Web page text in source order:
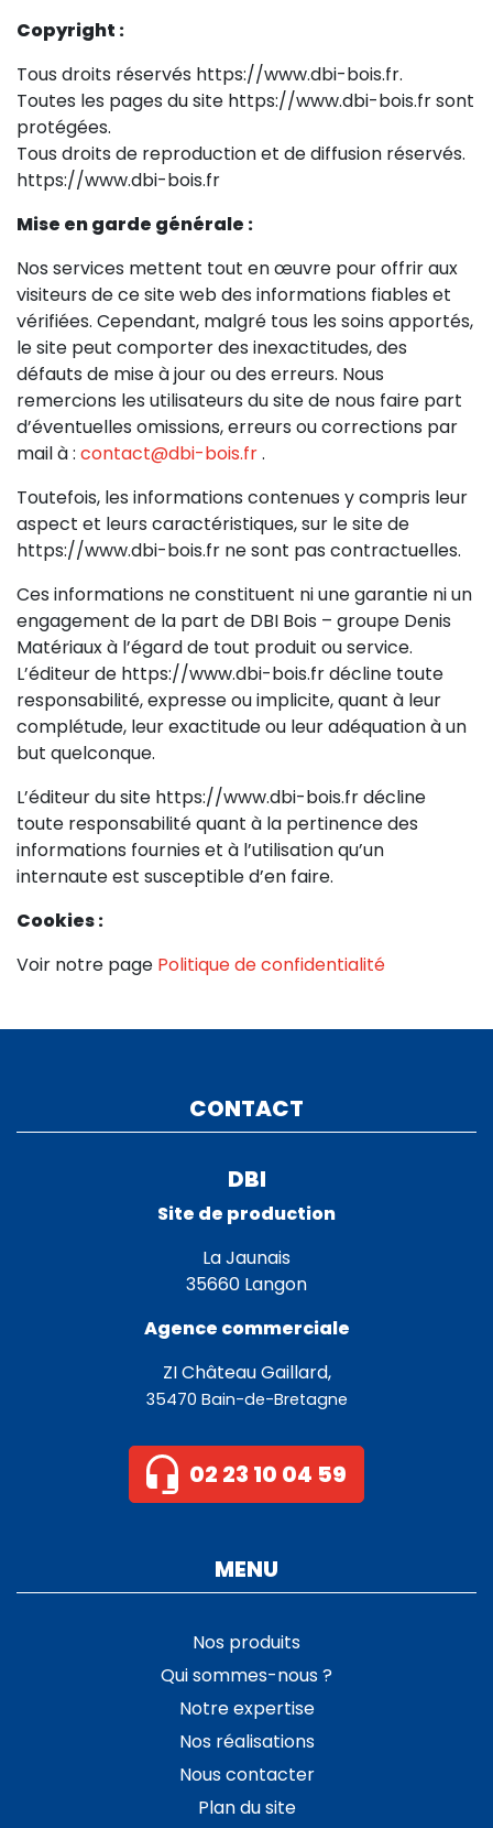
Copyright :
Tous droits réservés https://www.dbi-bois.fr.
Toutes les pages du site https://www.dbi-bois.fr sont
protégées.
Tous droits de reproduction et de diffusion réservés.
https://www.dbi-bois.fr
Mise en garde générale :
Nos services mettent tout en œuvre pour offrir aux
visiteurs de ce site web des informations fiables et
vérifiées. Cependant, malgré tous les soins apportés,
le site peut comporter des inexactitudes, des
défauts de mise à jour ou des erreurs. Nous
remercions les utilisateurs du site de nous faire part
d’éventuelles omissions, erreurs ou corrections par
mail à : contact@dbi-bois.fr.
Toutefois, les informations contenues y compris leur
aspect et leurs caractéristiques, sur le site de
https://www.dbi-bois.fr ne sont pas contractuelles.
Ces informations ne constituent ni une garantie ni un
engagement de la part de DBI Bois – groupe Denis
Matériaux à l’égard de tout produit ou service.
L’éditeur de https://www.dbi-bois.fr décline toute
responsabilité, expresse ou implicite, quant à leur
complétude, leur exactitude ou leur adéquation à un
but quelconque.
L’éditeur du site https://www.dbi-bois.fr décline
toute responsabilité quant à la pertinence des
informations fournies et à l’utilisation qu’un
internaute est susceptible d’en faire.
Cookies :
Voir notre page Politique de confidentialité
CONTACT
DBI
Site de production
La Jaunais
35660 Langon
Agence commerciale
ZI Château Gaillard,
35470 Bain-de-Bretagne
02 23 10 04 59
MENU
Nos produits
Qui sommes-nous ?
Notre expertise
Nos réalisations
Nous contacter
Plan du site